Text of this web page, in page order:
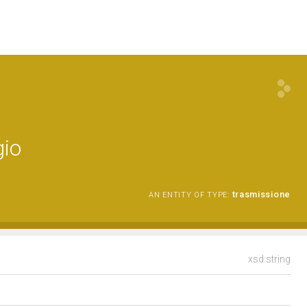
AN ENTITY OF TYPE: trasmissione
xsd:string